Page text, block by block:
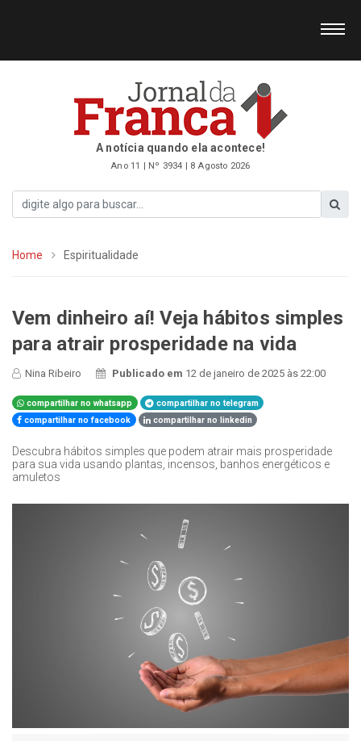
A notícia quando ela acontece!
Ano 11 | Nº 3934 | 8 Agosto 2026
Home Espiritualidade
Vem dinheiro aí! Veja hábitos simples
para atrair prosperidade na vida
Nina Ribeiro Publicado em 12 de janeiro de 2025 às 22:00
compartilhar no whatsapp
compartilhar no telegram
compartilhar no facebook
compartilhar no linkedin
Descubra hábitos simples que podem atrair mais prosperidade
para sua vida usando plantas, incensos, banhos energéticos e
amuletos